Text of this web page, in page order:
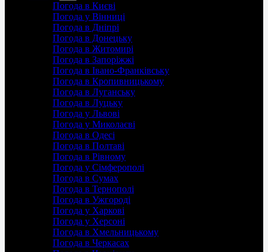
Погода в Києві
Погода у Вінниці
Погода в Дніпрі
Погода в Донецьку
Погода в Житомирі
Погода в Запоріжжі
Погода в Івано-Франківську
Погода в Кропивницькому
Погода в Луганську
Погода в Луцьку
Погода у Львові
Погода у Миколаєві
Погода в Одесі
Погода в Полтаві
Погода в Рівному
Погода у Сімферополі
Погода в Сумах
Погода в Тернополі
Погода в Ужгороді
Погода у Харкові
Погода у Херсоні
Погода в Хмельницькому
Погода в Черкасах